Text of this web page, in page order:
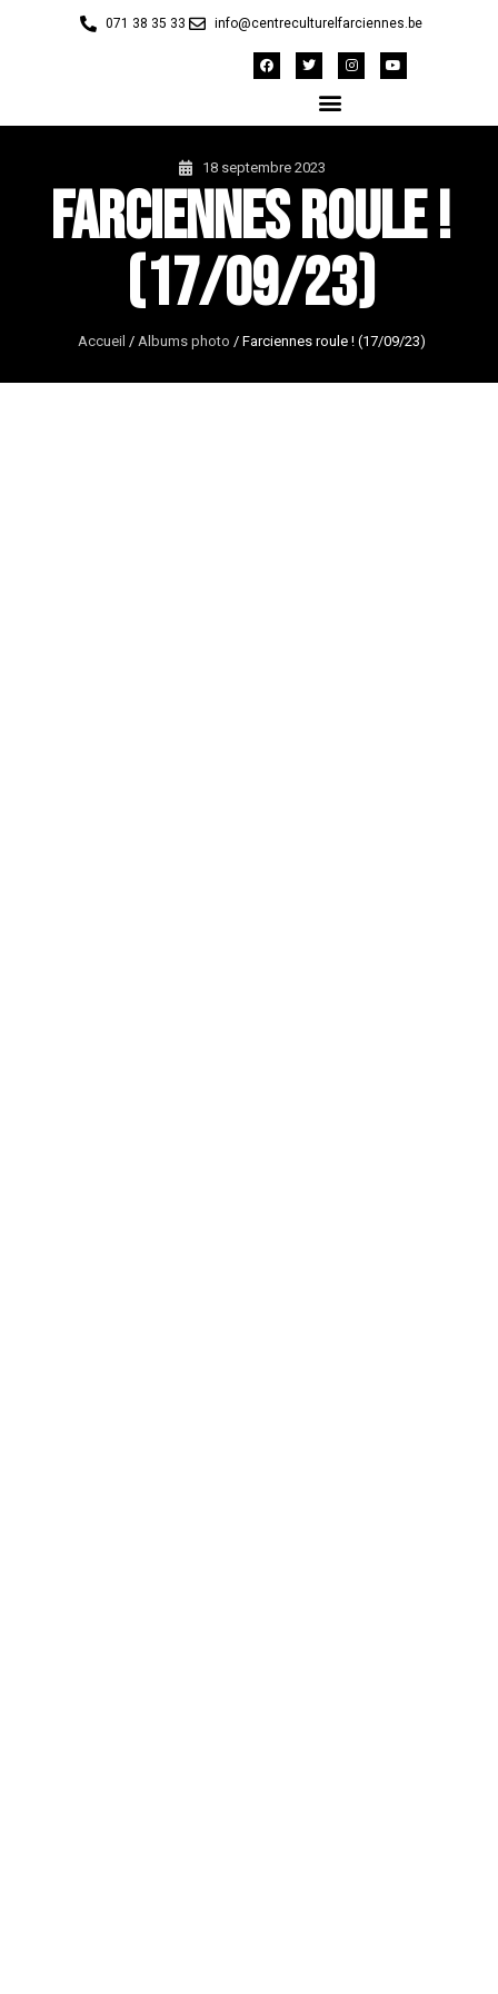
071 38 35 33 info@centreculturelfarciennes.be
18 septembre 2023
Farciennes roule !
(17/09/23)
Accueil / Albums photo / Farciennes roule ! (17/09/23)